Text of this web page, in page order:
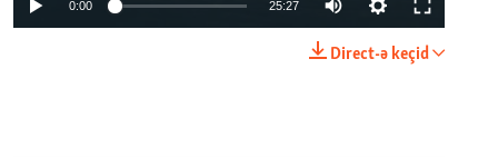
0:00 25:27
Direct-ə keçid